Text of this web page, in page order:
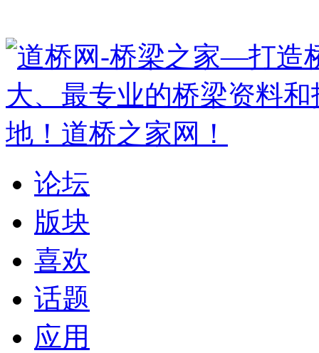
论坛
版块
喜欢
话题
应用